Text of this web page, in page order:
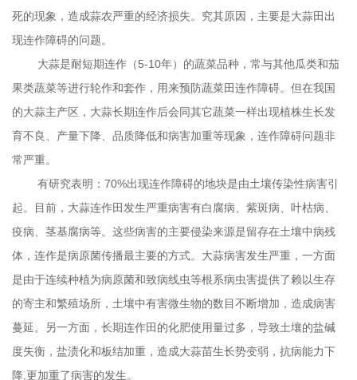
死的现象，造成蒜农严重的经济损失。究其原因，主要是大蒜田出
现连作障碍的问题。
大蒜是耐短期连作（5-10年）的蔬菜品种，常与其他瓜类和茄
果类蔬菜等进行轮作和套作，用来预防蔬菜田连作障碍。但在我国
的大蒜主产区，大蒜长期连作后会同其它蔬菜一样出现植株生长发
育不良、产量下降、品质降低和病害加重等现象，连作障碍问题非
常严重。
有研究表明： 70%出现连作障碍的地块是由土壤传染性病害引
起。目前，大蒜连作田发生严重病害有白腐病、紫斑病、叶枯病、
疫病、茎基腐病等。这些病害的主要侵染来源是留存在土壤中病残
体，连作是病原菌传播最主要的方式。大蒜病害发生严重，一方面
是由于连续种植为病原菌和致病线虫等根系病虫害提供了赖以生存
的寄主和繁殖场所，土壤中有害微生物的数目不断增加，造成病害
蔓延。另一方面，长期连作田的化肥使用量过多，导致土壤的盐碱
度失衡，盐渍化和板结加重，造成大蒜苗生长势变弱，抗病能力下
降 更加重了病害的发生。